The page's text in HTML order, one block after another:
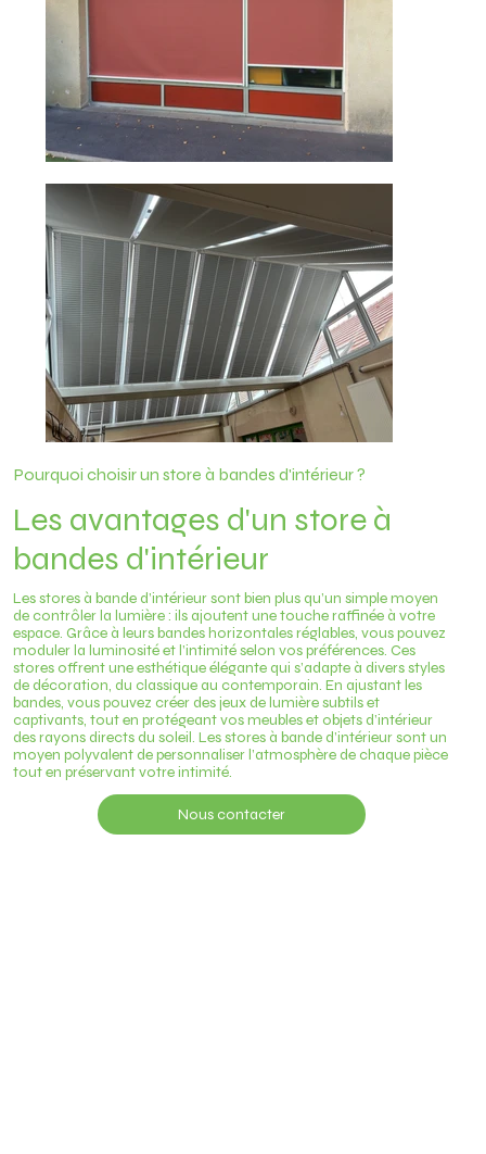
Pourquoi choisir un store à bandes d'intérieur ?
Les avantages d'un store à
bandes d'intérieur
Les stores à bande d’intérieur sont bien plus qu’un simple moyen
de contrôler la lumière : ils ajoutent une touche raffinée à votre
espace. Grâce à leurs bandes horizontales réglables, vous pouvez
moduler la luminosité et l’intimité selon vos préférences. Ces
stores offrent une esthétique élégante qui s’adapte à divers styles
de décoration, du classique au contemporain. En ajustant les
bandes, vous pouvez créer des jeux de lumière subtils et
captivants, tout en protégeant vos meubles et objets d’intérieur
des rayons directs du soleil. Les stores à bande d’intérieur sont un
moyen polyvalent de personnaliser l’atmosphère de chaque pièce
tout en préservant votre intimité.
Nous contacter